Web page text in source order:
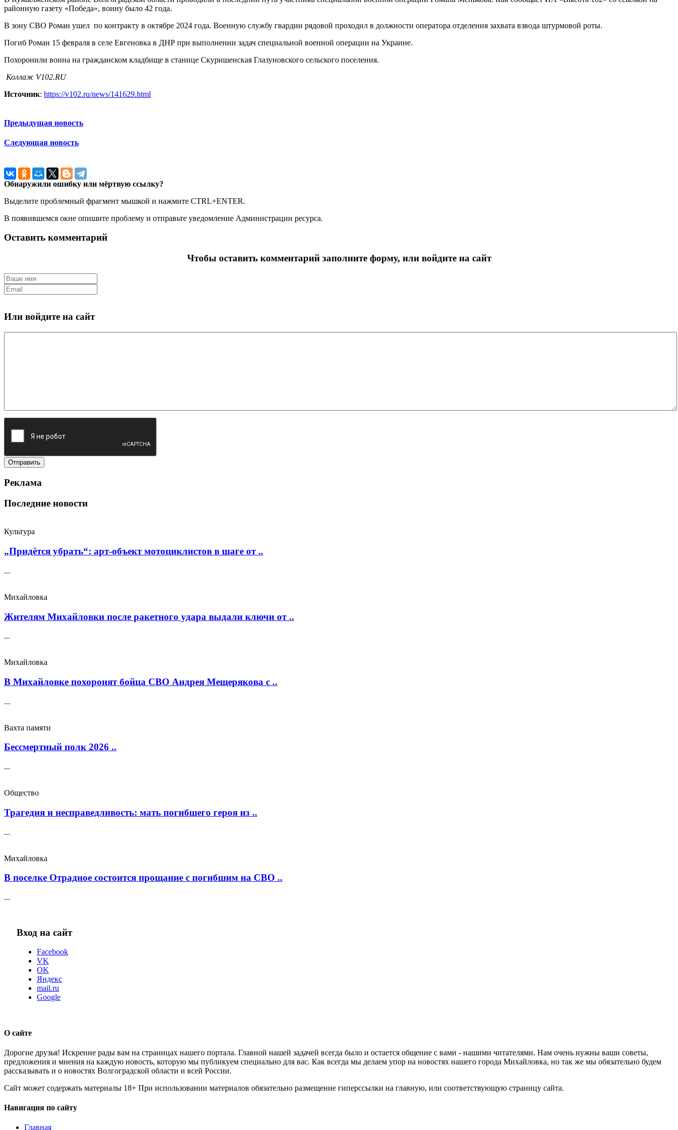
районную газету «Победа», воину было 42 года.
В зону СВО Роман ушел по контракту в октябре 2024 года. Военную службу гвардии рядовой проходил в должности оператора отделения захвата взвода штурмовой роты.
Погиб Роман 15 февраля в селе Евгеновка в ДНР при выполнении задач специальной военной операции на Украине.
Похоронили воина на гражданском кладбище в станице Скуришенская Глазуновского сельского поселения.
Коллаж V102.RU
Источник: https://v102.ru/news/141629.html
Предыдущая новость
Следующая новость
Обнаружили ошибку или мёртвую ссылку?
Выделите проблемный фрагмент мышкой и нажмите CTRL+ENTER.
В появившемся окне опишите проблему и отправьте уведомление Администрации ресурса.
Оставить комментарий
Чтобы оставить комментарий заполните форму, или войдите на сайт
Или войдите на сайт
Реклама
Последние новости
Культура
„Придётся убрать“: арт‑объект мотоциклистов в шаге от ..
...
Михайловка
Жителям Михайловки после ракетного удара выдали ключи от ..
...
Михайловка
В Михайловке похоронят бойца СВО Андрея Мещерякова с ..
...
Вахта памяти
Бессмертный полк 2026 ..
...
Общество
Трагедия и несправедливость: мать погибшего героя из ..
...
Михайловка
В поселке Отрадное состоится прощание с погибшим на СВО ..
...
Вход на сайт
Facebook
VK
OK
Яндекс
mail.ru
Google
О сайте
Дорогие друзья! Искренне рады вам на страницах нашего портала. Главной нашей задачей всегда было и остается общение с вами - нашими читателями. Нам очень нужны ваши советы,
предложения и мнения на каждую новость, которую мы публикуем специально для вас. Как всегда мы делаем упор на новостях нашего города Михайловка, но так же мы обязательно будем
рассказывать и о новостях Волгоградской области и всей России.
Сайт может содержать материалы 18+ При использовании материалов обязательно размещение гиперссылки на главную, или соответствующую страницу сайта.
Навигация по сайту
Главная